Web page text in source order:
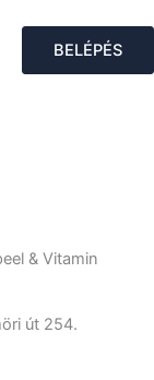
BELÉPÉS
& Vitamin
út 254.